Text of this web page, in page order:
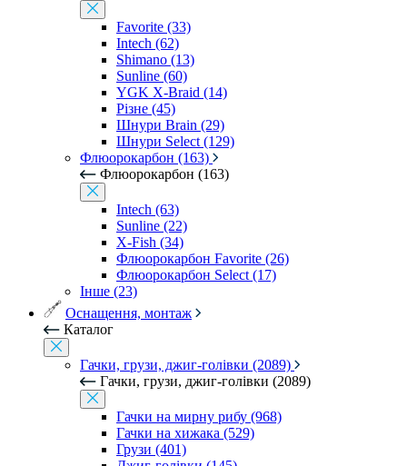
Favorite (33)
Intech (62)
Shimano (13)
Sunline (60)
YGK X-Braid (14)
Різне (45)
Шнури Brain (29)
Шнури Select (129)
Флюорокарбон (163)
Флюорокарбон (163)
Intech (63)
Sunline (22)
X-Fish (34)
Флюорокарбон Favorite (26)
Флюорокарбон Select (17)
Інше (23)
Оснащення, монтаж
Каталог
Гачки, грузи, джиг-голівки (2089)
Гачки, грузи, джиг-голівки (2089)
Гачки на мирну рибу (968)
Гачки на хижака (529)
Грузи (401)